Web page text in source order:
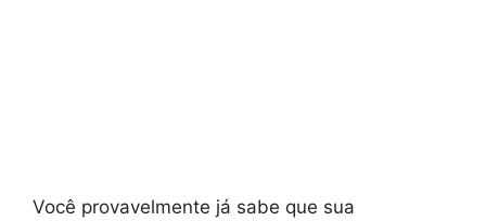
Você provavelmente já sabe que sua